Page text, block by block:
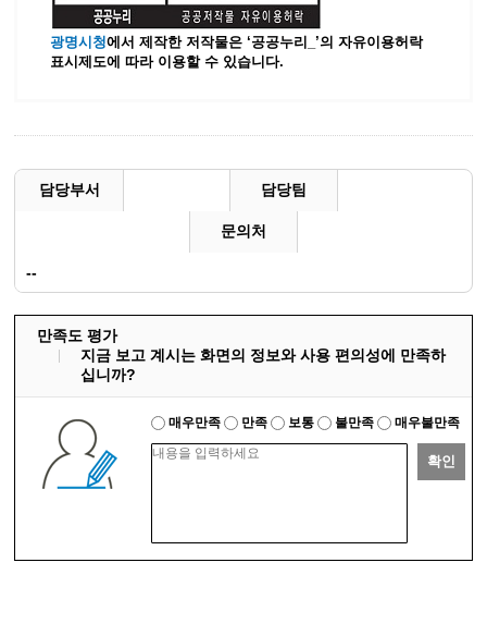
광명시청에서 제작한 저작물은 ‘공공누리_’의 자유이용허락
표시제도에 따라 이용할 수 있습니다.
담당부서 담당팀
문의처
--
만족도 평가
지금 보고 계시는 화면의 정보와 사용 편의성에 만족하
십니까?
매우만족 만족 보통 불만족 매우불만족
확인